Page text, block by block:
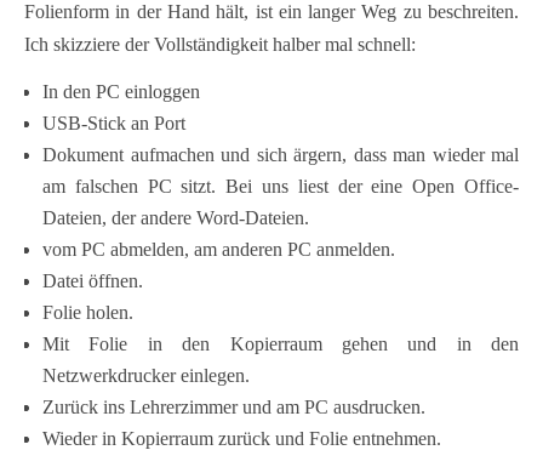
Folienform in der Hand hält, ist ein langer Weg zu beschreiten.
Ich skizziere der Vollständigkeit halber mal schnell:
In den PC einloggen
USB-Stick an Port
Dokument aufmachen und sich ärgern, dass man wieder mal
am falschen PC sitzt. Bei uns liest der eine Open Office-
Dateien, der andere Word-Dateien.
vom PC abmelden, am anderen PC anmelden.
Datei öffnen.
Folie holen.
Mit Folie in den Kopierraum gehen und in den
Netzwerkdrucker einlegen.
Zurück ins Lehrerzimmer und am PC ausdrucken.
Wieder in Kopierraum zurück und Folie entnehmen.